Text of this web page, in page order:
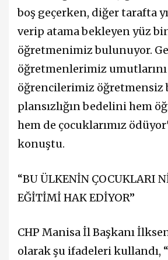
boş geçerken, diğer tarafta
verip atama bekleyen yüz
öğretmenimiz bulunuyor.
öğretmenlerimiz
öğrencilerimiz öğretmensiz
plansızlığın bedelini hem
hem de çocuklarımız
konuştu.
“BU ÜLKENİN ÇOCUKLARI
EĞİTİMİ HAK EDİYOR”
CHP Manisa İl Başkanı
olarak şu ifadeleri kullandı,